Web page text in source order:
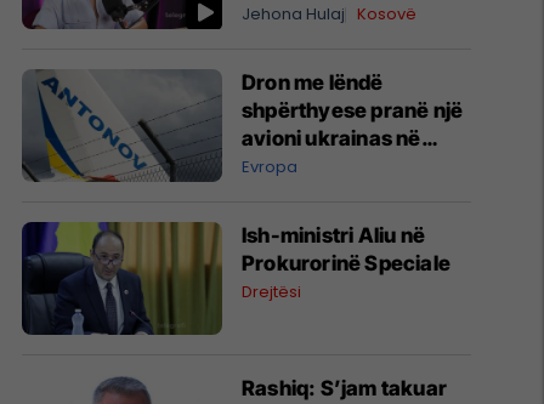
prej 1 miliard eurosh
Jehona Hulaj Kosovë
Dron me lëndë
shpërthyese pranë një
avioni ukrainas në
Leipzig
Evropa
Ish-ministri ​Aliu në
Prokurorinë Speciale
Drejtësi
​Rashiq: S’jam takuar